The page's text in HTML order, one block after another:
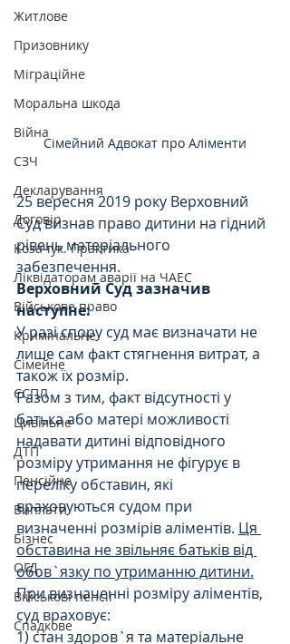
Житлове
Призовнику
Міграційне
Моральна шкода
Війна
СЗЧ
Декларування
Договір
Козачук. Практика
Ліквідаторам аварії на ЧАЕС
Військове право
Кримінальне
Сімейне
ЄСПЛ
Цивільне
ДТП
Пенсійне
Виплати
Бізнес
ОГД
Військові пенсії
Спадкове
Сімейний Адвокат про Аліменти
25 вересня 2019 року Верховний
Суд визнав право дитини на гідний
рівень матеріального
забезпечення.
Верховний Суд зазначив
наступне:
У разі спору суд має визначати не
лише сам факт стягнення витрат, а
також їх розмір.
Разом з тим, факт відсутності у
батька або матері можливості
надавати дитині відповідного
розміру утримання не фігурує в
переліку обставин, які
враховуються судом при
визначенні розмірів аліментів. Ця
обставина не звільняє батьків від
обов`язку по утриманню дитини.
При визначенні розміру аліментів,
суд враховує:
1) стан здоров`я та матеріальне